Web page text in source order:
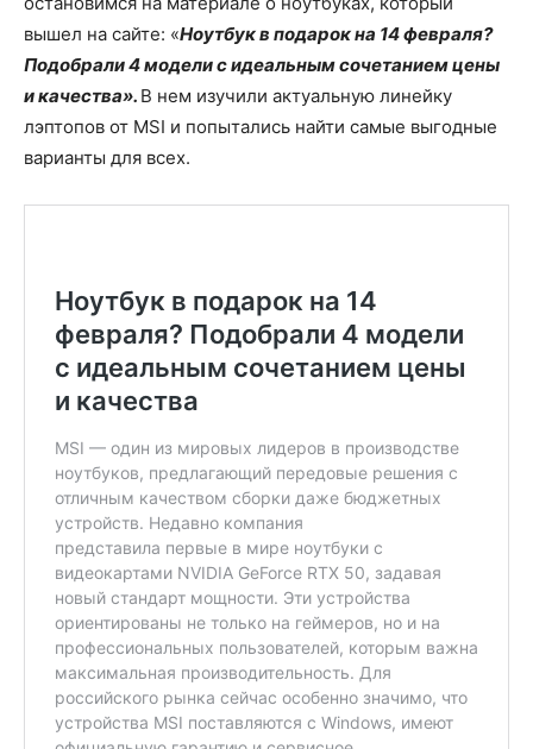
вышел на сайте: «Ноутбук в подарок на 14 февраля?
Подобрали 4 модели с идеальным сочетанием цены
и качества». В нем изучили актуальную линейку
лэптопов от MSI и попытались найти самые выгодные
варианты для всех.